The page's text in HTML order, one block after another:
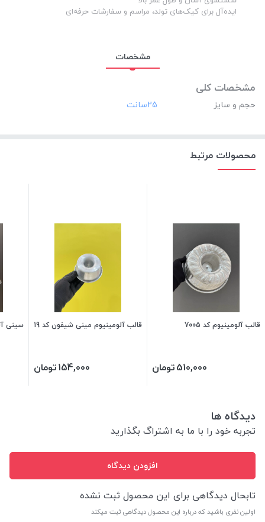
ایده‌آل برای کیک‌های تولد، مراسم و سفارشات حرفه‌ای
مشخصات
مشخصات کلی
حجم و سایز ‎25سانت
محصولات مرتبط
قالب آلومینیوم کد 7005
510,000تومان
قالب آلومینیوم مینی شیفون کد 19
154,000تومان
سینی
دیدگاه ها
تجربه خود را با ما به اشتراگ بگذارید
افزودن دیدگاه
تابحال دیدگاهی برای این محصول ثبت نشده
اولین نفری باشید که درباره این محصول دیدگاهی ثبت میکند